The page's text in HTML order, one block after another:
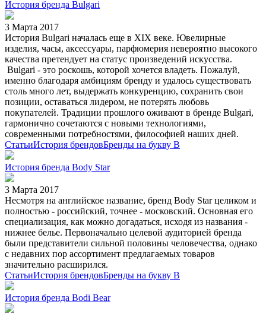
История бренда Bulgari
3 Марта 2017
История Bulgari началась еще в XIX веке. Ювелирные
изделия, часы, аксессуары, парфюмерия невероятно высокого
качества претендует на статус произведений искусства.
Bulgari - это роскошь, которой хочется владеть. Пожалуй,
именно благодаря амбициям бренду и удалось существовать
столь много лет, выдержать конкуренцию, сохранить свои
позиции, оставаться лидером, не потерять любовь
покупателей. Традиции прошлого оживают в бренде Bulgari,
гармонично сочетаются с новыми технологиями,
современными потребностями, философией наших дней.
СтатьиИстория брендовБренды на букву B
История бренда Body Star
3 Марта 2017
Несмотря на английское название, бренд Body Star целиком и
полностью - российский, точнее - московский. Основная его
специализация, как можно догадаться, исходя из названия -
нижнее белье. Первоначально целевой аудиторией бренда
были представители сильной половины человечества, однако
с недавних пор ассортимент предлагаемых товаров
значительно расширился.
СтатьиИстория брендовБренды на букву B
История бренда Bodi Bear